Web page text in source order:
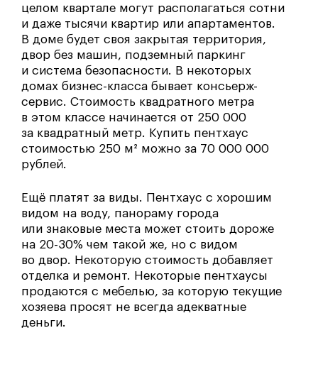
целом квартале могут располагаться сотни
и даже тысячи квартир или апартаментов.
В доме будет своя закрытая территория,
двор без машин, подземный паркинг
и система безопасности. В некоторых
домах бизнес-класса бывает консьерж-
сервис. Стоимость квадратного метра
в этом классе начинается от 250 000
за квадратный метр. Купить пентхаус
стоимостью 250 м² можно за 70 000 000
рублей.
Ещё платят за виды. Пентхаус с хорошим
видом на воду, панораму города
или знаковые места может стоить дороже
на 20-30% чем такой же, но с видом
во двор. Некоторую стоимость добавляет
отделка и ремонт. Некоторые пентхаусы
продаются с мебелью, за которую текущие
хозяева просят не всегда адекватные
деньги.